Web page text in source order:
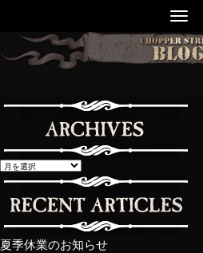
夏季休業のお知らせ